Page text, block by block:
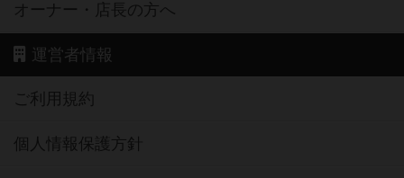
オーナー・店長の方へ
運営者情報
ご利用規約
個人情報保護方針